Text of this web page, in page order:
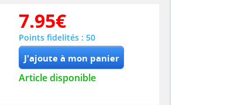
7.95€
Points fidelités : 50
Article disponible